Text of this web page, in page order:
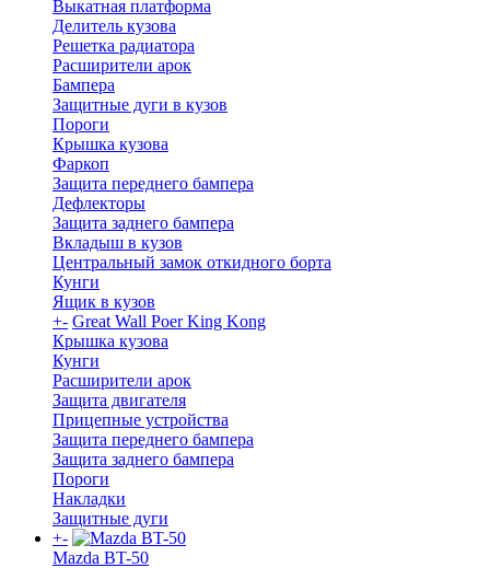
Выкатная платформа
Делитель кузова
Решетка радиатора
Расширители арок
Бампера
Защитные дуги в кузов
Пороги
Крышка кузова
Фаркоп
Защита переднего бампера
Дефлекторы
Защита заднего бампера
Вкладыш в кузов
Центральный замок откидного борта
Кунги
Ящик в кузов
+- Great Wall Poer King Kong
Крышка кузова
Кунги
Расширители арок
Защита двигателя
Прицепные устройства
Защита переднего бампера
Защита заднего бампера
Пороги
Накладки
Защитные дуги
+-
Mazda BT-50